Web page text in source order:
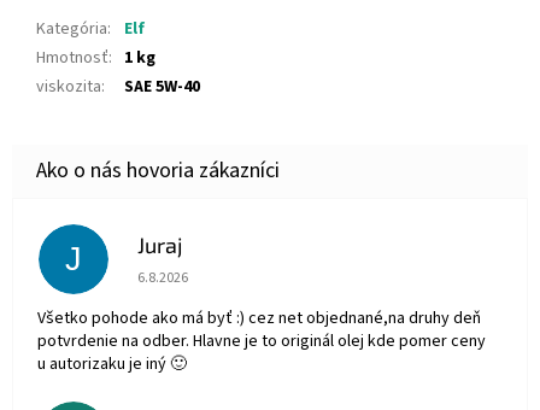
Kategória:
Elf
Hmotnosť: 1 kg
viskozita: SAE 5W-40
J Juraj
Hodnotenie obchodu je 5 z 5 hviezdičiek.
6.8.2026
Všetko pohode ako má byť :) cez net objednané,na druhy deň
potvrdenie na odber. Hlavne je to originál olej kde pomer ceny
u autorizaku je iný 🙂